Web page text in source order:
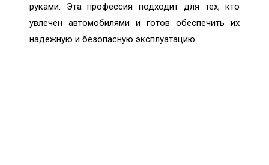
руками. Эта профессия подходит для тех, кто
увлечен автомобилями и готов обеспечить их
надежную и безопасную эксплуатацию.